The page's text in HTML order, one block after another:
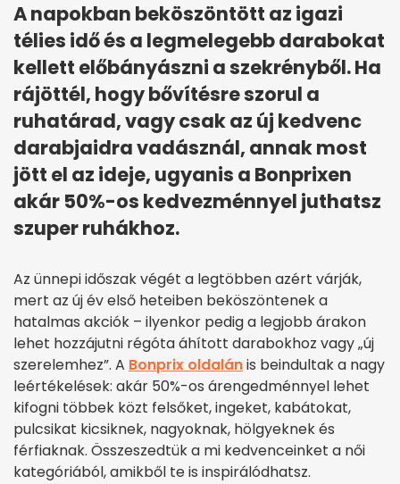
A napokban beköszöntött az igazi
télies idő és a legmelegebb darabokat
kellett előbányászni a szekrényből. Ha
rájöttél, hogy bővítésre szorul a
ruhatárad, vagy csak az új kedvenc
darabjaidra vadásznál, annak most
jött el az ideje, ugyanis a Bonprixen
akár 50%-os kedvezménnyel juthatsz
szuper ruhákhoz.
Az ünnepi időszak végét a legtöbben azért várják,
mert az új év első heteiben beköszöntenek a
hatalmas akciók – ilyenkor pedig a legjobb árakon
lehet hozzájutni régóta áhított darabokhoz vagy „új
szerelemhez”. A Bonprix oldalánis beindultak a nagy
leértékelések: akár 50%-os árengedménnyel lehet
kifogni többek közt felsőket, ingeket, kabátokat,
pulcsikat kicsiknek, nagyoknak, hölgyeknek és
férfiaknak. Összeszedtük a mi kedvenceinket a női
kategóriából, amikből te is inspirálódhatsz.